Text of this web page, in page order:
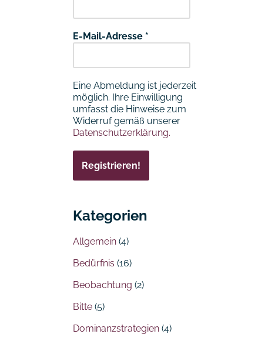
E-Mail-Adresse *
Eine Abmeldung ist jederzeit
möglich. Ihre Einwilligung
umfasst die Hinweise zum
Widerruf gemäß unserer
Datenschutzerklärung.
Kategorien
Allgemein (4)
Bedürfnis (16)
Beobachtung (2)
Bitte (5)
Dominanzstrategien (4)